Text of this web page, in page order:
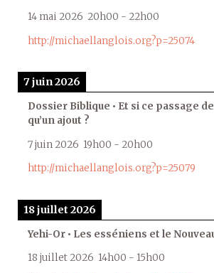
14 mai 2026 20h00 - 22h00
http://michaellanglois.org?p=25074
7 juin 2026
Dossier Biblique • Et si ce passage
qu’un ajout ?
7 juin 2026 19h00 - 20h00
http://michaellanglois.org?p=25079
18 juillet 2026
Yehi-Or • Les esséniens et le
18 juillet 2026 14h00 - 15h00